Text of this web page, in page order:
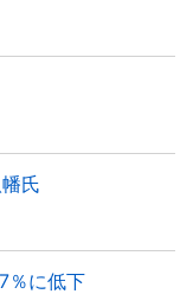
氏
％に低下